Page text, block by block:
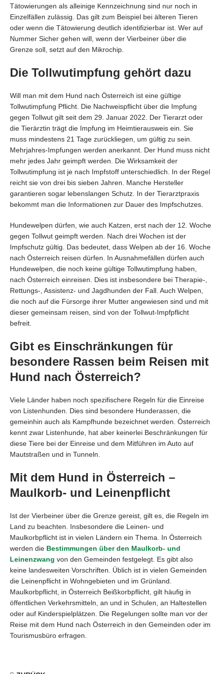
Tätowierungen als alleinige Kennzeichnung sind nur noch in
Einzelfällen zulässig. Das gilt zum Beispiel bei älteren Tieren
oder wenn die Tätowierung deutlich identifizierbar ist. Wer auf
Nummer Sicher gehen will, wenn der Vierbeiner über die
Grenze soll, setzt auf den Mikrochip.
Die Tollwutimpfung gehört dazu
Will man mit dem Hund nach Österreich ist eine gültige
Tollwutimpfung Pflicht. Die Nachweispflicht über die Impfung
gegen Tollwut gilt seit dem 29. Januar 2022. Der Tierarzt oder
die Tierärztin trägt die Impfung im Heimtierausweis ein. Sie
muss mindestens 21 Tage zurückliegen, um gültig zu sein.
Mehrjahres-Impfungen werden anerkannt. Der Hund muss nicht
mehr jedes Jahr geimpft werden. Die Wirksamkeit der
Tollwutimpfung ist je nach Impfstoff unterschiedlich. In der Regel
reicht sie von drei bis sieben Jahren. Manche Hersteller
garantieren sogar lebenslangen Schutz. In der Tierarztpraxis
bekommt man die Informationen zur Dauer des Impfschutzes.
Hundewelpen dürfen, wie auch Katzen, erst nach der 12. Woche
gegen Tollwut geimpft werden. Nach drei Wochen ist der
Impfschutz gültig. Das bedeutet, dass Welpen ab der 16. Woche
nach Österreich reisen dürfen. In Ausnahmefällen dürfen auch
Hundewelpen, die noch keine gültige Tollwutimpfung haben,
nach Österreich einreisen. Dies ist insbesondere bei Therapie-,
Rettungs-, Assistenz- und Jagdhunden der Fall. Auch Welpen,
die noch auf die Fürsorge ihrer Mutter angewiesen sind und mit
dieser gemeinsam reisen, sind von der Tollwut-Impfpflicht
befreit.
Gibt es Einschränkungen für
besondere Rassen beim Reisen mit
Hund nach Österreich?
Viele Länder haben noch spezifischere Regeln für die Einreise
von Listenhunden. Dies sind besondere Hunderassen, die
gemeinhin auch als Kampfhunde bezeichnet werden. Österreich
kennt zwar Listenhunde, hat aber keinerlei Beschränkungen für
diese Tiere bei der Einreise und dem Mitführen im Auto auf
Mautstraßen und in Tunneln.
Mit dem Hund in Österreich –
Maulkorb- und Leinenpflicht
Ist der Vierbeiner über die Grenze gereist, gilt es, die Regeln im
Land zu beachten. Insbesondere die Leinen- und
Maulkorbpflicht ist in vielen Ländern ein Thema. In Österreich
werden die Bestimmungen über den Maulkorb- und
Leinenzwang von den Gemeinden festgelegt. Es gibt also
keine landesweiten Vorschriften. Üblich ist in vielen Gemeinden
die Leinenpflicht in Wohngebieten und im Grünland.
Maulkorbpflicht, in Österreich Beißkorbpflicht, gilt häufig in
öffentlichen Verkehrsmitteln, an und in Schulen, an Haltestellen
oder auf Kinderspielplätzen. Die Regelungen sollte man vor der
Reise mit dem Hund nach Österreich in den Gemeinden oder im
Tourismusbüro erfragen.